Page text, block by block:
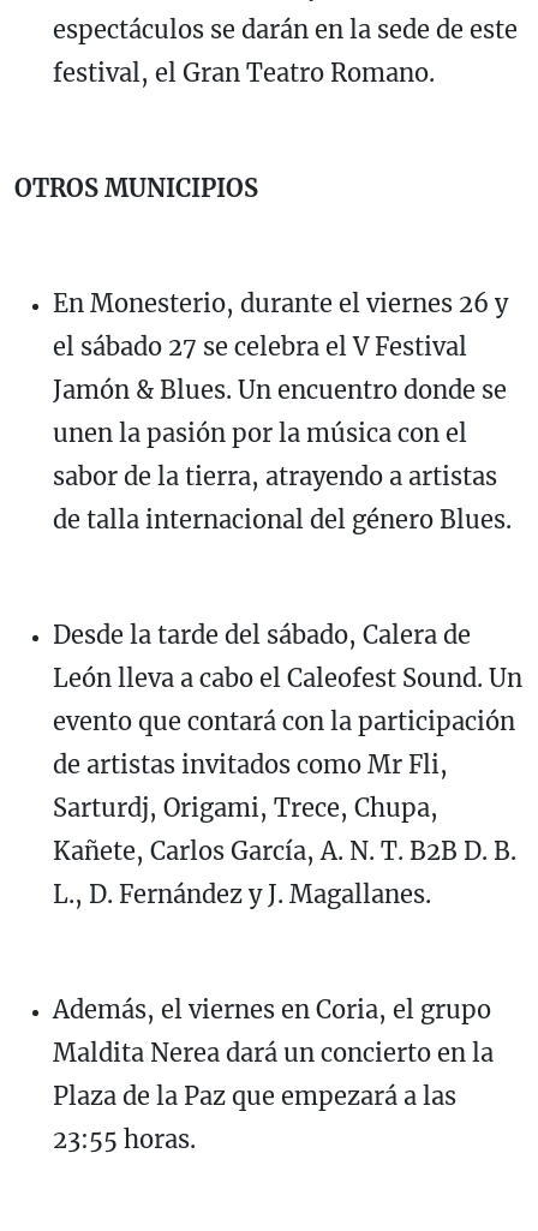
espectáculos se darán en la sede de este
festival, el Gran Teatro Romano.
OTROS MUNICIPIOS
En Monesterio, durante el viernes 26 y
el sábado 27 se celebra el V Festival
Jamón & Blues. Un encuentro donde se
unen la pasión por la música con el
sabor de la tierra, atrayendo a artistas
de talla internacional del género Blues.
Desde la tarde del sábado, Calera de
León lleva a cabo el Caleofest Sound. Un
evento que contará con la participación
de artistas invitados como Mr Fli,
Sarturdj, Origami, Trece, Chupa,
Kañete, Carlos García, A. N. T. B2B D. B.
L., D. Fernández y J. Magallanes.
Además, el viernes en Coria, el grupo
Maldita Nerea dará un concierto en la
Plaza de la Paz que empezará a las
23:55 horas.